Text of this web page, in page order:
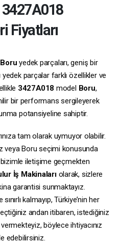
3427A018
Fiyatları
Boru yedek parçaları, geniş bir
parçalar farklı özellikler ve
3427A018 model Boru,
bir performans sergileyerek
potansiyeline sahiptir.
tam olarak uymuyor olabilir.
veya Boru seçimi konusunda
bizimle iletişime geçmekten
İş Makinalarıolarak, sizlere
garantisi sunmaktayız.
kalmayıp, Türkiye’nin her
andan itibaren, istediğiniz
böylece ihtiyacınız
edebilirsiniz.